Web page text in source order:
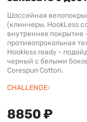
Шоссейная
(клинчеры, HookLess
внутреннее покрытие
противопрокольная
Hookless ready -
черный с белыми
Corespun Cotton.
CHALLENGE
8850 ₽